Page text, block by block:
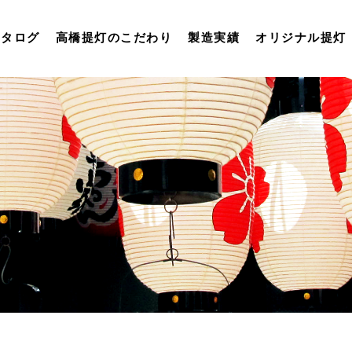
ログ 高橋提灯のこだわり 製造実績 オリジナル提灯